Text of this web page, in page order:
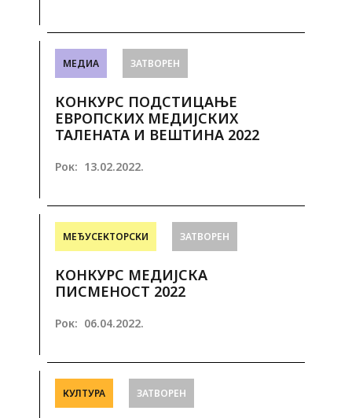
МЕДИА ЗАТВОРЕН
КОНКУРС ПОДСТИЦАЊЕ
ЕВРОПСКИХ МЕДИЈСКИХ
ТАЛЕНАТА И ВЕШТИНА 2022
Рок: 13.02.2022.
МЕЂУСЕКТОРСКИ ЗАТВОРЕН
КОНКУРС МЕДИЈСКА
ПИСМЕНОСТ 2022
Рок: 06.04.2022.
КУЛТУРА ЗАТВОРЕН